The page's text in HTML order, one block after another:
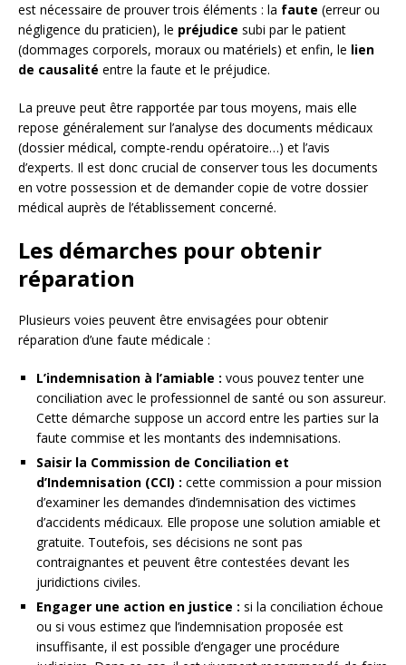
est nécessaire de prouver trois éléments : la faute (erreur ou
négligence du praticien), le préjudice subi par le patient
(dommages corporels, moraux ou matériels) et enfin, le lien
de causalité entre la faute et le préjudice.
La preuve peut être rapportée par tous moyens, mais elle
repose généralement sur l’analyse des documents médicaux
(dossier médical, compte-rendu opératoire…) et l’avis
d’experts. Il est donc crucial de conserver tous les documents
en votre possession et de demander copie de votre dossier
médical auprès de l’établissement concerné.
Les démarches pour obtenir
réparation
Plusieurs voies peuvent être envisagées pour obtenir
réparation d’une faute médicale :
L’indemnisation à l’amiable : vous pouvez tenter une
conciliation avec le professionnel de santé ou son assureur.
Cette démarche suppose un accord entre les parties sur la
faute commise et les montants des indemnisations.
Saisir la Commission de Conciliation et
d’Indemnisation (CCI) : cette commission a pour mission
d’examiner les demandes d’indemnisation des victimes
d’accidents médicaux. Elle propose une solution amiable et
gratuite. Toutefois, ses décisions ne sont pas
contraignantes et peuvent être contestées devant les
juridictions civiles.
Engager une action en justice : si la conciliation échoue
ou si vous estimez que l’indemnisation proposée est
insuffisante, il est possible d’engager une procédure